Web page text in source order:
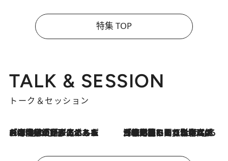
特集 TOP
TALK & SESSION
トーク＆セッション
2026.8.3
「今後値上げがあるとすれば…」「リスクがあるのは今年の冬」エネルギー専門家が語る、ホルムズ海峡封鎖が家庭にもたらす“ある心配” 2026.8.3
「住宅建てられない…」「サーチャージ料の高値が続いている」ホルムズ海峡封鎖による影響はいつまで続く？《エネルギー専門家に聞く“どうなる日本の暮らし”》